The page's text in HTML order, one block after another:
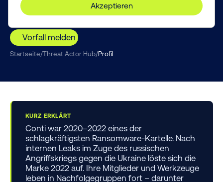
Akzeptieren
Startseite/Threat Actor Hub/Profil
heute aktiver Gruppen von Black Basta bis
Vorfall melden
KURZ ERKLÄRT
Conti war 2020–2022 eines der
schlagkräftigsten Ransomware-Kartelle. Nach
internen Leaks im Zuge des russischen
Angriffskriegs gegen die Ukraine löste sich die
Marke 2022 auf. Ihre Mitglieder und Werkzeuge
leben in Nachfolgegruppen fort – darunter